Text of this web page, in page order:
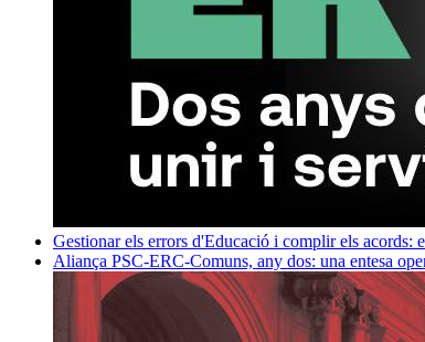
Gestionar els errors d'Educació i complir els acords:
Aliança PSC-ERC-Comuns, any dos: una entesa